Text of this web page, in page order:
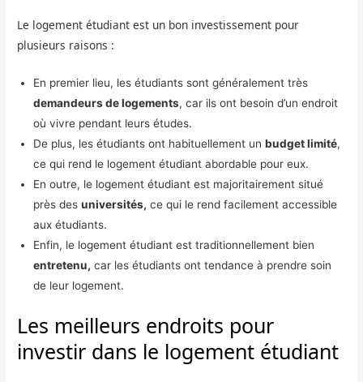
Le logement étudiant est un bon investissement pour
plusieurs raisons :
En premier lieu, les étudiants sont généralement très
demandeurs de logements, car ils ont besoin d’un endroit
où vivre pendant leurs études.
De plus, les étudiants ont habituellement unbudget limité,
ce qui rend le logement étudiant abordable pour eux.
En outre, le logement étudiant est majoritairement situé
près desuniversités, ce qui le rend facilement accessible
aux étudiants.
Enfin, le logement étudiant est traditionnellement bien
entretenu, car les étudiants ont tendance à prendre soin
de leur logement.
Les meilleurs endroits pour
investir dans le logement étudiant